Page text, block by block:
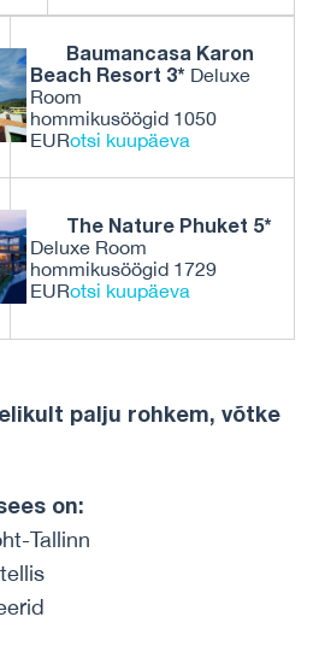
Baumancasa Karon
Beach Resort 3* Deluxe
Room
hommikusöögid 1050
EURotsi kuupäeva
The Nature Phuket 5*
Deluxe Room
hommikusöögid 1729
EURotsi kuupäeva
palju rohkem, võtke
on:
Tallinn